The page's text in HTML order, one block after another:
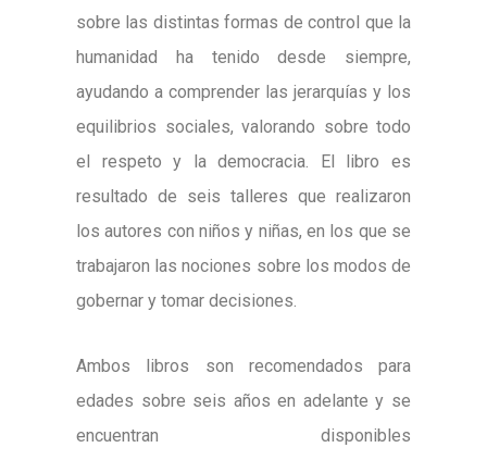
sobre las distintas formas de control que la
humanidad ha tenido desde siempre,
ayudando a comprender las jerarquías y los
equilibrios sociales, valorando sobre todo
el respeto y la democracia. El libro es
resultado de seis talleres que realizaron
los autores con niños y niñas, en los que se
trabajaron las nociones sobre los modos de
gobernar y tomar decisiones.
Ambos libros son recomendados para
edades sobre seis años en adelante y se
encuentran disponibles